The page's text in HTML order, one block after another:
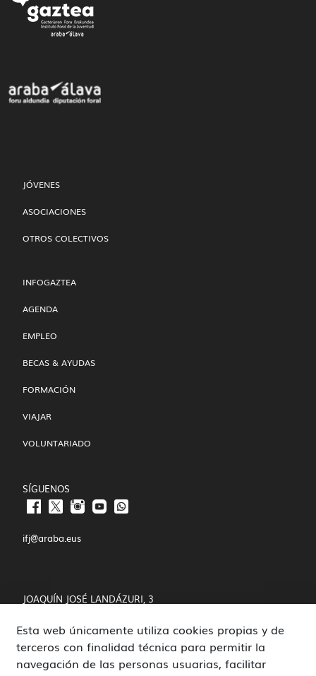
JÓVENES
ASOCIACIONES
OTROS COLECTIVOS
INFOGAZTEA
AGENDA
EMPLEO
BECAS & AYUDAS
FORMACIÓN
VIAJAR
VOLUNTARIADO
SÍGUENOS
ifj@araba.eus
JOAQUÍN JOSÉ LANDÁZURI, 3
01008 VITORIA-GASTEIZ
POLÍTICA DE COOKIES Y PRIVACIDAD
Esta web únicamente utiliza cookies propias y de
terceros con finalidad técnica para permitir la
navegación de las personas usuarias, facilitar